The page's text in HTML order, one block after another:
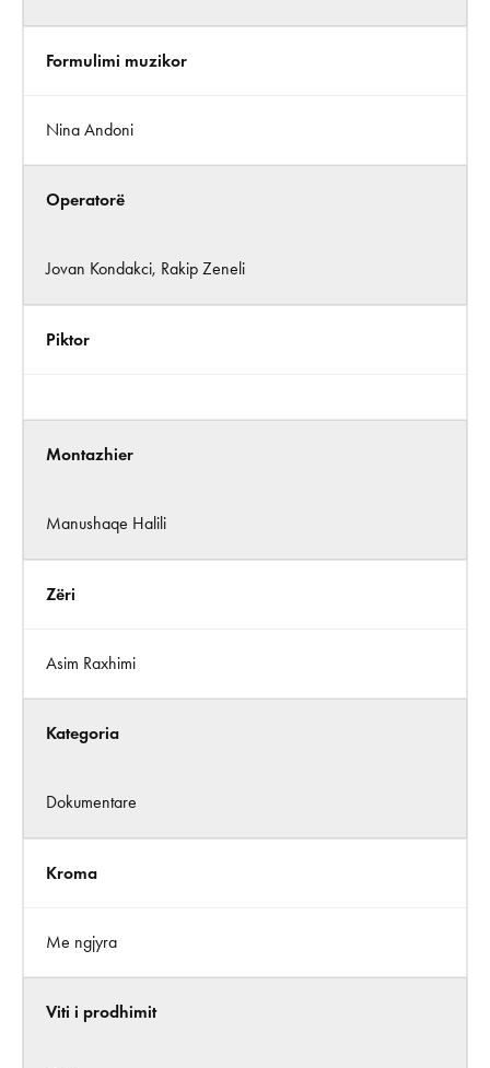
Formulimi muzikor
Nina Andoni
Operatorë
Jovan Kondakci, Rakip Zeneli
Piktor
Montazhier
Manushaqe Halili
Zëri
Asim Raxhimi
Kategoria
Dokumentare
Kroma
Me ngjyra
Viti i prodhimit